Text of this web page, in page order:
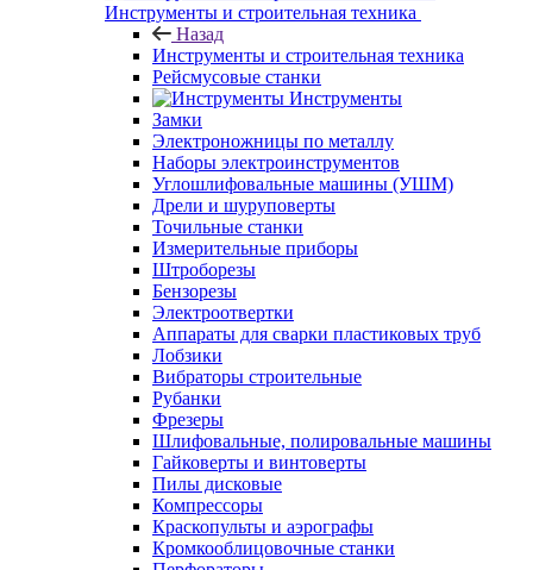
Инструменты и строительная техника
Назад
Инструменты и строительная техника
Рейсмусовые станки
Инструменты
Замки
Электроножницы по металлу
Наборы электроинструментов
Углошлифовальные машины (УШМ)
Дрели и шуруповерты
Точильные станки
Измерительные приборы
Штроборезы
Бензорезы
Электроотвертки
Аппараты для сварки пластиковых труб
Лобзики
Вибраторы строительные
Рубанки
Фрезеры
Шлифовальные, полировальные машины
Гайковерты и винтоверты
Пилы дисковые
Компрессоры
Краскопульты и аэрографы
Кромкооблицовочные станки